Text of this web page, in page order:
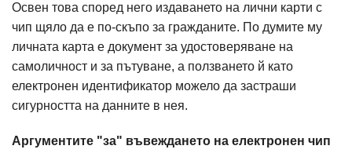
Освен това според него издаването на лични карти с
чип щяло да е по-скъпо за гражданите. По думите му
личната карта е документ за удостоверяване на
самоличност и за пътуване, а ползването й като
електронен идентификатор можело да застраши
сигурността на данните в нея.
Аргументите "за" въвеждането на електронен чип